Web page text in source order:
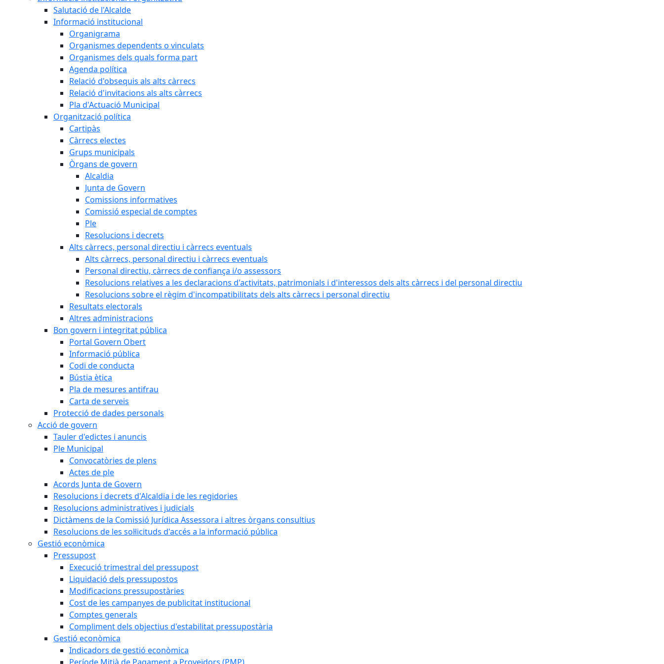
Salutació de l'Alcalde
Informació institucional
Organigrama
Organismes dependents o vinculats
Organismes dels quals forma part
Agenda política
Relació d'obsequis als alts càrrecs
Relació d'invitacions als alts càrrecs
Pla d'Actuació Municipal
Organització política
Cartipàs
Càrrecs electes
Grups municipals
Òrgans de govern
Alcaldia
Junta de Govern
Comissions informatives
Comissió especial de comptes
Ple
Resolucions i decrets
Alts càrrecs, personal directiu i càrrecs eventuals
Alts càrrecs, personal directiu i càrrecs eventuals
Personal directiu, càrrecs de confiança i/o assessors
Resolucions relatives a les declaracions d'activitats, patrimonials i d'interessos dels alts càrrecs i del personal directiu
Resolucions sobre el règim d'incompatibilitats dels alts càrrecs i personal directiu
Resultats electorals
Altres administracions
Bon govern i integritat pública
Portal Govern Obert
Informació pública
Codi de conducta
Bústia ètica
Pla de mesures antifrau
Carta de serveis
Protecció de dades personals
Acció de govern
Tauler d'edictes i anuncis
Ple Municipal
Convocatòries de plens
Actes de ple
Acords Junta de Govern
Resolucions i decrets d'Alcaldia i de les regidories
Resolucions administratives i judicials
Dictàmens de la Comissió Jurídica Assessora i altres òrgans consultius
Resolucions de les sol·licituds d'accés a la informació pública
Gestió econòmica
Pressupost
Execució trimestral del pressupost
Liquidació dels pressupostos
Modificacions pressupostàries
Cost de les campanyes de publicitat institucional
Comptes generals
Compliment dels objectius d'estabilitat pressupostària
Gestió econòmica
Indicadors de gestió econòmica